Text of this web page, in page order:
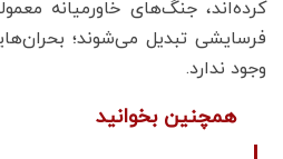
کرده‌اند، جنگ‌های خاورمیانه
فرسایشی تبدیل می‌شوند؛
وجود ندارد.
همچنین بخوانید